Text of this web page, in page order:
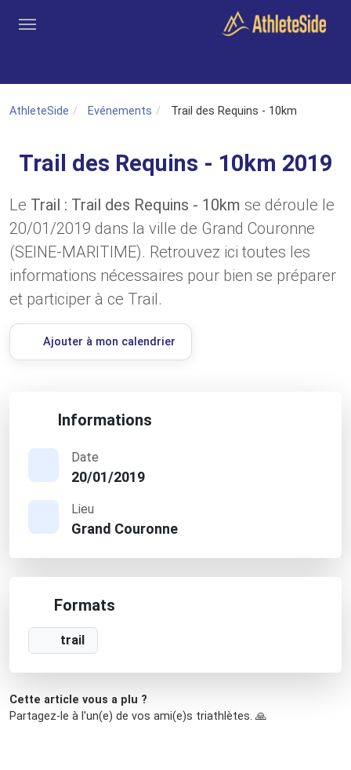
AthleteSide Evénements Trail des Requins - 10km
Trail des Requins - 10km 2019
Le Trail : Trail des Requins - 10km se déroule le
20/01/2019 dans la ville de Grand Couronne
(SEINE-MARITIME). Retrouvez ici toutes les
informations nécessaires pour bien se préparer
et participer à ce Trail.
Ajouter à mon calendrier
Informations
Date
20/01/2019
Lieu
Grand Couronne
Formats
trail
Cette article vous a plu ?
Partagez-le à l'un(e) de vos ami(e)s triathlètes. 🙏